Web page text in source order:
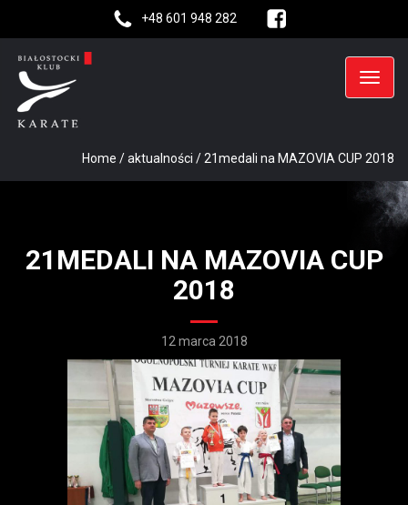
+48 601 948 282
Home /aktualności /21medali na MAZOVIA CUP 2018
21MEDALI NA MAZOVIA CUP
2018
12 marca 2018